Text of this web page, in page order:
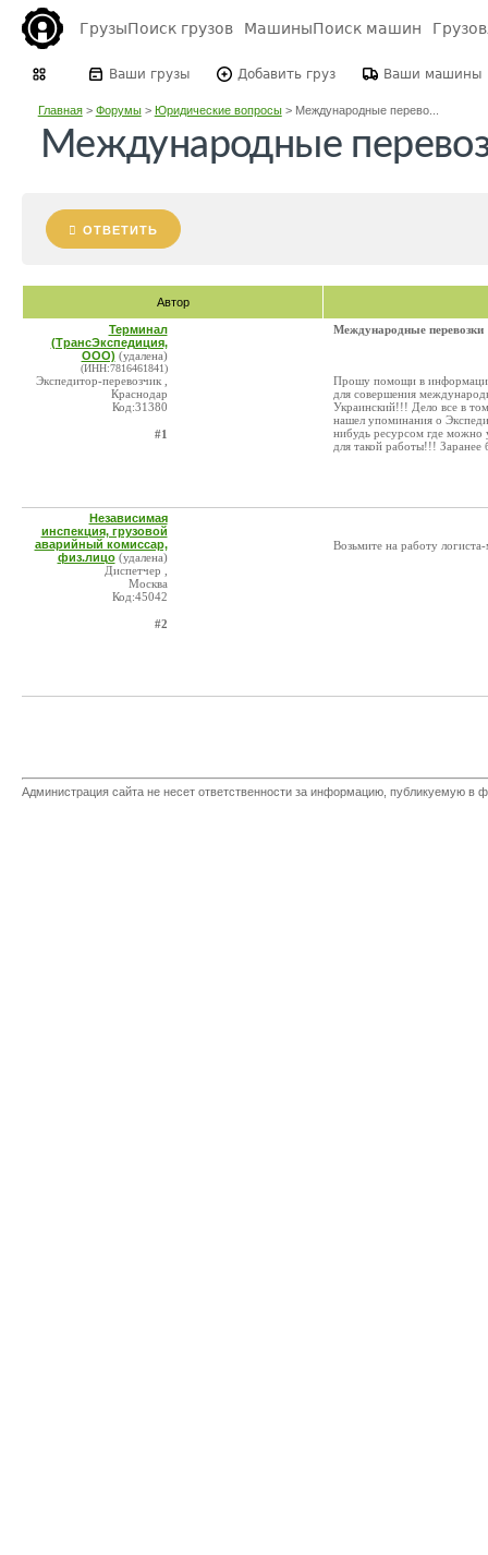
ГрузыПоиск грузов МашиныПоиск машин
Ваши грузы Добавить груз Ваши машины
Главная> Форумы> Юридические вопросы> Международные перево...
Международные
ОТВЕТИТЬ
Автор
Терминал
(ТрансЭкспедиция,
ООО) (удалена)
(ИНН:7816461841)
Экспедитор-перевозчик ,
Краснодар
Код:31380
#1
Международные перевозки
Прошу помощи в
для совершения
Украинский!!! Дело все в
нашел упоминания о
нибудь ресурсом где можно
для такой работы!!! Заранее
Независимая
инспекция, грузовой
аварийный комиссар,
физ.лицо (удалена)
Диспетчер ,
Москва
Код:45042
#2
Возьмите на работу
Администрация сайта не несет ответственности за информацию, публикуемую